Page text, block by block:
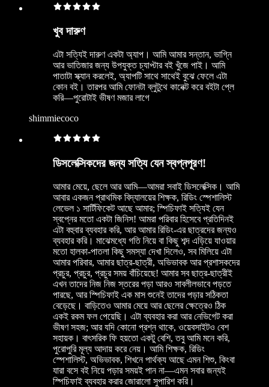
খুব দারুণ
এটা সত্যিই দারুণ একটা অ্যাপ। আমি আমার সন্তান, ভাগ্নি
আর ভাতিজার জন্য উপযুক্ত চ্যাপ্টার বই খুঁজে পাই। আমি
পাতাটা স্ক্যান করলেই, অ্যাপটি সাথে সাথেই বুঝে ফেলে এটা
কোন বই। তারপর আমি ফোনটা ব্লুটুথে কানেক্ট করে বইটা প্লে
করি—পুরোটাই ভীষণ মজার লাগে
shimmiecoco
ডিসলেক্সিকদের জন্য সত্যি যেন স্বপ্নপূরণ!
আমার মেয়ে, ছেলে আর আমি—আমরা সবাই ডিসলেক্সিক। আমি
আবার একজন প্রাথমিক বিদ্যালয়ের শিক্ষক, রিডিং স্পেশালিস্ট
লেভেল ১ সার্টিফিকেট আছে আমার; স্পিচিফাই সত্যিই যেন
স্বপ্নের মতো একটা জিনিস! আমরা পরিবার হিসেবে প্রতিদিনই
এটা বহুবার ব্যবহার করি, আর আমার রিডিং-এর ছাত্রদের জন্যও
ব্যবহার করি। মাঝেমধ্যে গতি নিয়ে বা কিছু শব্দ এড়িয়ে যাওয়ার
মতো হালকা-পাতলা কিছু সমস্যা দেখা দিলেও, সব মিলিয়ে এটা
আমার পরিবার, আমার ছাত্র-ছাত্রী, অভিভাবক আর প্রশাসকদের
প্রচুর, প্রচুর, প্রচুর সময় বাঁচিয়েছে! আমার সব ছাত্র-ছাত্রীই
এখন তাদের নিজ নিজ স্তরের পড়া আরও সাবলীলভাবে পড়তে
পারছে, আর স্পিচিফাই এক মাস শুনেই তাদের পড়ার সঠিকতা
বেড়েছে। বাড়িতেও আমার মেয়ে আর ছেলের ক্ষেত্রেও ঠিক
একই রকম ফল পেয়েছি। এটা ব্যবহার করা আর নেভিগেট করা
ভীষণ সহজ; আর যদি কোনো প্রশ্ন থাকে, ওয়েবসাইটও বেশ
সহায়ক। বাৎসরিক ফি হয়তো একটু বেশি, তবু আমি মনে করি,
পুরোপুরি মূল্য আদায় করে নেয়। আমি শিক্ষক, রিডিং
স্পেশালিস্ট, অভিভাবক, শিখনে পার্থক্য আছে এমন শিশু, কিংবা
যারা বসে বই নিয়ে পড়ার সময়ই পান না—এমন সবার জন্যই
স্পিচিফাই ব্যবহার করার জোরালো সুপারিশ করি।